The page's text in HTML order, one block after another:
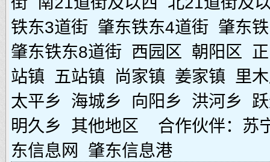
铁东3道街 肇东铁东4道街 肇东
肇东铁东8道街 西园区 朝阳区
站镇
五站镇 尚家镇 姜家镇
里
太平乡
海城乡 向阳乡 洪河乡
明久乡
其他地区 合作伙伴： 苏
东信息网
肇东信息港